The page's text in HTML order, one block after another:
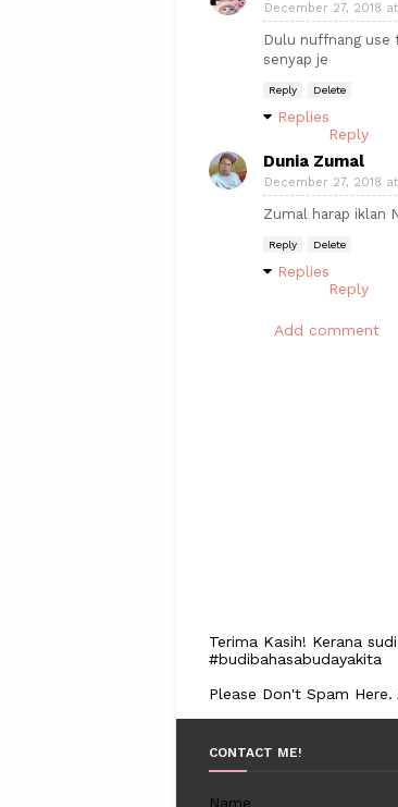
December 27, 2018 at
Dulu nuffnang use
senyap je
Reply Delete
Replies
Reply
Dunia Zumal
December 27, 2018 at
Zumal harap iklan
Reply Delete
Replies
Reply
Add comment
Terima Kasih! Kerana
#budibahasabudayakita
Please Don't Spam
CONTACT ME!
Name